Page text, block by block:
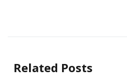
Related Posts